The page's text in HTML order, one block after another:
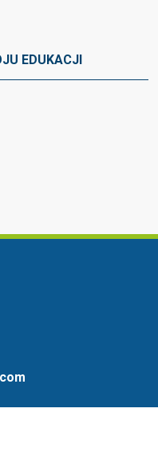
EDUKACJI